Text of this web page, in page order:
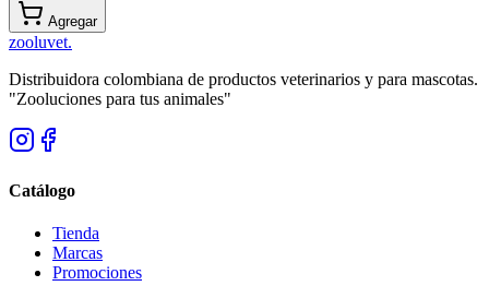
Agregar
zooluvet.
Distribuidora colombiana de productos veterinarios y para mascotas.
"Zooluciones para tus animales"
Catálogo
Tienda
Marcas
Promociones